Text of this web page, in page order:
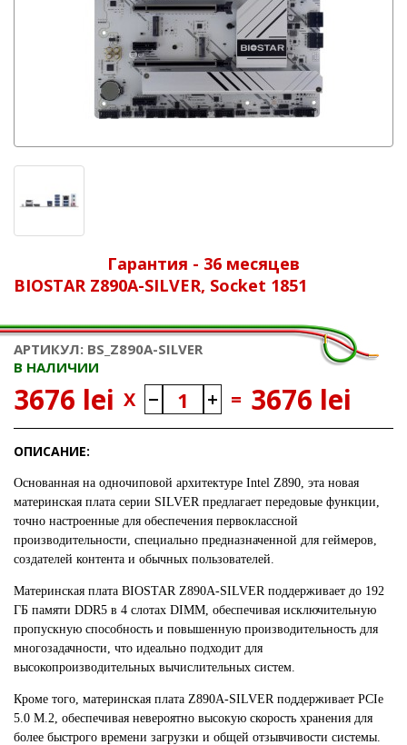
Гарантия - 36 месяцев
BIOSTAR Z890A-SILVER, Socket 1851
АРТИКУЛ: BS_Z890A-SILVER
В НАЛИЧИИ
3676 lei X = 3676 lei
ОПИСАНИЕ:
Основанная на одночиповой архитектуре Intel Z890, эта новая
материнская плата серии SILVER предлагает передовые функции,
точно настроенные для обеспечения первоклассной
производительности, специально предназначенной для геймеров,
создателей контента и обычных пользователей.
Материнская плата BIOSTAR Z890A-SILVER поддерживает до 192
ГБ памяти DDR5 в 4 слотах DIMM, обеспечивая исключительную
пропускную способность и повышенную производительность для
многозадачности, что идеально подходит для
высокопроизводительных вычислительных систем.
Кроме того, материнская плата Z890A-SILVER поддерживает PCIe
5.0 M.2, обеспечивая невероятно высокую скорость хранения для
более быстрого времени загрузки и общей отзывчивости системы.